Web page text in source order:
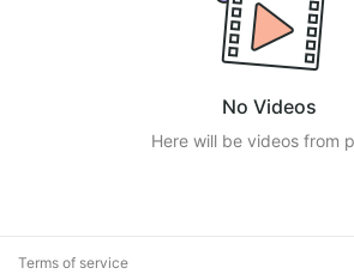
No Videos
Here will be videos from
Terms of service